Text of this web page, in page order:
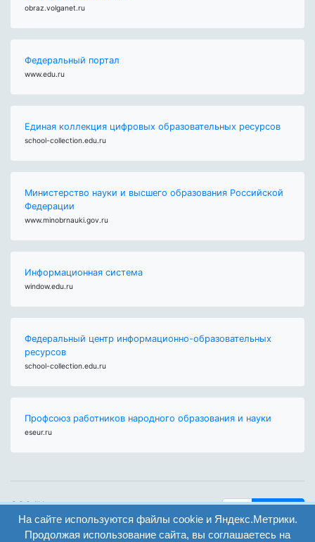
obraz.volganet.ru
Федеральный портал
www.edu.ru
Единая коллекция цифровых образовательных ресурсов
school-collection.edu.ru
Министерство науки и высшего образования Российской
Федерации
www.minobrnauki.gov.ru
Информационная система
window.edu.ru
Федеральный центр информационно-образовательных
ресурсов
school-collection.edu.ru
Профсоюз работников народного образования и науки
eseur.ru
ООО "Центр
образования и
консалтинга"
вход
Версия
На сайте используются файлы cookie и Яндекс.Метрики.
Продолжая использование сайта, вы соглашаетесь на